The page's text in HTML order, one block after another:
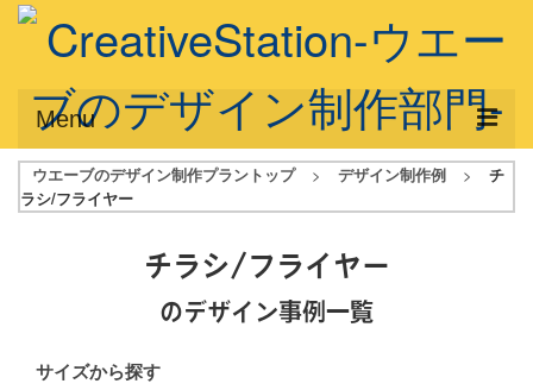
Menu
サービス概要
デザインアシスト
フルデザイン
データ修正
ウエーブのデザイン制作プラントップ > デザイン制作例 >
チ
ラシ/フライヤー
チラシ/フライヤー
のデザイン事例一覧
サイズから探す